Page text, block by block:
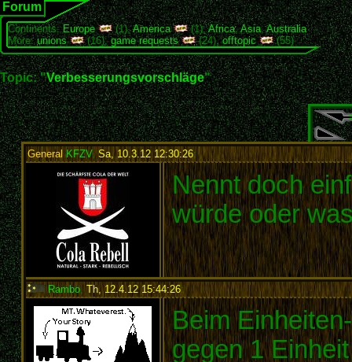
Forum
Continents:Europe (1),America (1),Africa,Asia,Australia
More:unions (16),game requests (24),offtopic (55)
Topic: "Verbesserungsvorschläge"
General KFZV, Sa, 10.3.12 12:30:26:
Nennt doch
würde oder
Rambo, Th, 12.4.12 15:44:26:
Beim
gegen 1